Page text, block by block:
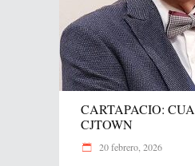
CARTAPACIO:
CJTOWN
20 febrero, 2026